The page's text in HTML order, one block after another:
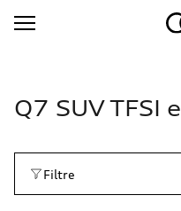
Q7 SUV TFSI e
Filtre